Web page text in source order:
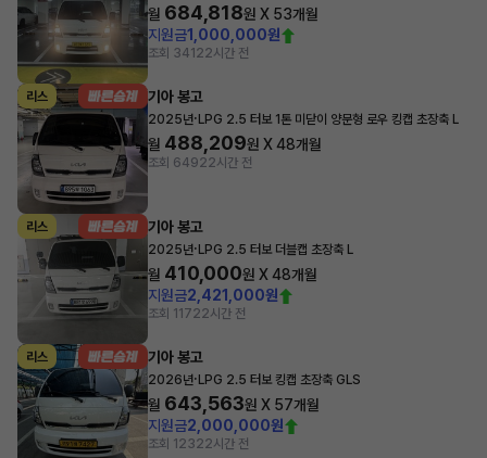
월 684,818원 X 53개월
지원금1,000,000원
조회 341 22시간 전
리스 기아 봉고
2025년· LPG 2.5 터보 1톤 미닫이 양문형 로우 킹캡 초장축 L
월 488,209원 X48개월
조회 64922시간 전
리스 기아 봉고
2025년· LPG 2.5 터보 더블캡 초장축 L
월 410,000원 X48개월
지원금2,421,000원
조회 11722시간 전
리스 기아 봉고
2026년· LPG 2.5 터보 킹캡 초장축 GLS
월 643,563원 X 57개월
지원금2,000,000원
조회 12322시간 전